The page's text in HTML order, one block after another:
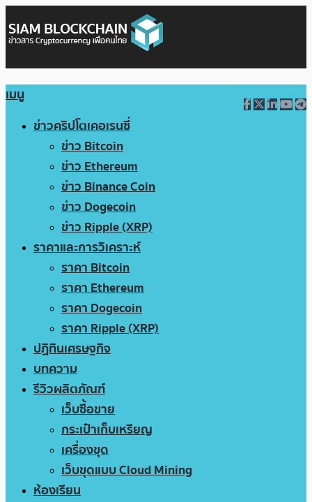
เมนู
ข่าวคริปโตเคอเรนซี่
ข่าว Bitcoin
ข่าว Ethereum
ข่าว Binance Coin
ข่าว Dogecoin
ข่าว Ripple (XRP)
ราคาและการวิเคราะห์
ราคา Bitcoin
ราคา Ethereum
ราคา Dogecoin
ราคา Ripple (XRP)
ปฏิทินเศรษฐกิจ
บทความ
รีวิวผลิตภัณฑ์
เว็บซื้อขาย
กระเป๋าเก็บเหรียญ
เครื่องขุด
เว็บขุดแบบ Cloud Mining
ห้องเรียน